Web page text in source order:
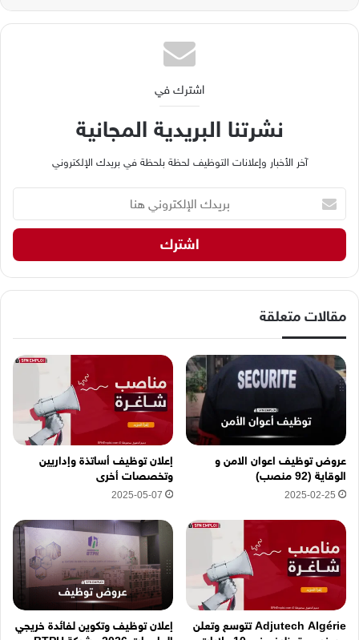
اشترك في
نشرتنا البريدية المجانية
آخر الأخبار وإعلانات التوظيف لحظة بلحظة في بريدك الإلكتروني
ي
ك
ا
إ
ت
ر
ي
ه
ن
ا
مقالات متعلقة
عروض توظيف اعوان الامن و
الوقاية (92 منصب)
2025-02-25
إعلان توظيف أساتذة وإداريين
وتخصصات أخرى
2025-05-07
Adjutech Algérie تتوسع وتعلن
إعلان توظيف وتكوين لفائدة خريجي